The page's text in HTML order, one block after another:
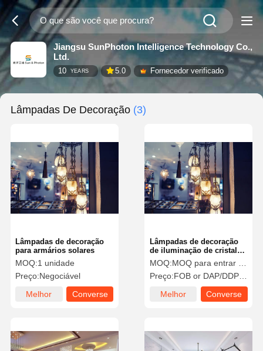
Jiangsu SunPhoton Intelligence Technology Co.,
Ltd.
10 YEARS 5.0 Fornecedor verificado
Lâmpadas De Decoração (3)
Lâmpadas de decoração
para armários solares
MOQ:1 unidade
Preço:Negociável
Melhor
Converse
Lâmpadas de decoração
de iluminação de cristal
para decoração de casa e
negócios
MOQ:MOQ para entrar em contato com vendas
Preço:FOB or DAP/DDP to contact sales
Melhor
Converse